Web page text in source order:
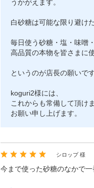
うかがえます。
白砂糖は可能な限り避け
毎日使う砂糖・塩・味噌
高品質の本物を皆さまに
というのが店長の願いです
koguri2様には、
これからも常備して頂け
お願い申し上げます。
シロップ 様
今まで使った砂糖のなかで